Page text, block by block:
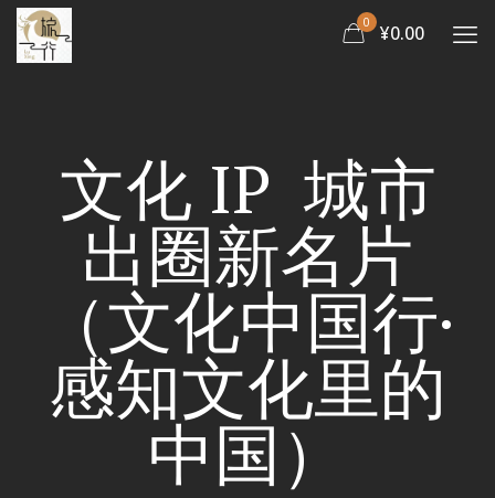
0 ¥0.00
文化 IP 城市
出圈新名片
（文化中国行·
感知文化里的
中国）